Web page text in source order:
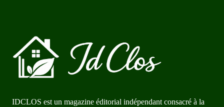
IDCLOS est un magazine éditorial indépendant consacré à la